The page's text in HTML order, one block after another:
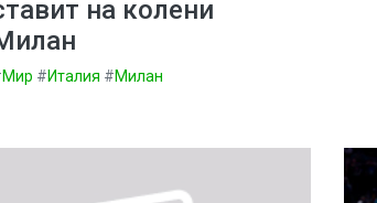
на колени
Мир #Италия #Милан